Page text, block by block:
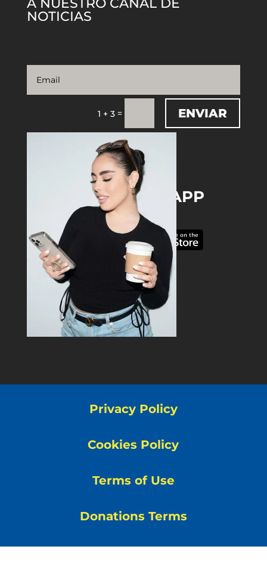
A NUESTRO CANAL DE
NOTICIAS
1 + 3 = ENVIAR
DOWNLOAD THE APP
Privacy Policy
Cookies Policy
Terms of Use
Donations Terms